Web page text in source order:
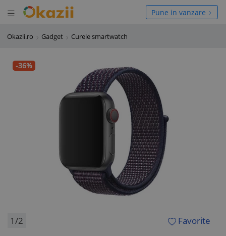
Deschide meniul
meniul Pune in vanzare
Okazii.ro Gadget Curele smartwatch
-36%
1/2
Favorite